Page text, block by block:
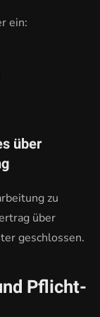
ein:
über
zu
über
geschlossen.
Pflicht­